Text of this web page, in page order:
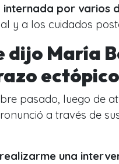
internada por varios
y a los cuidados
dijo María
ectópico
pasado, luego de
a través de
realizarme una